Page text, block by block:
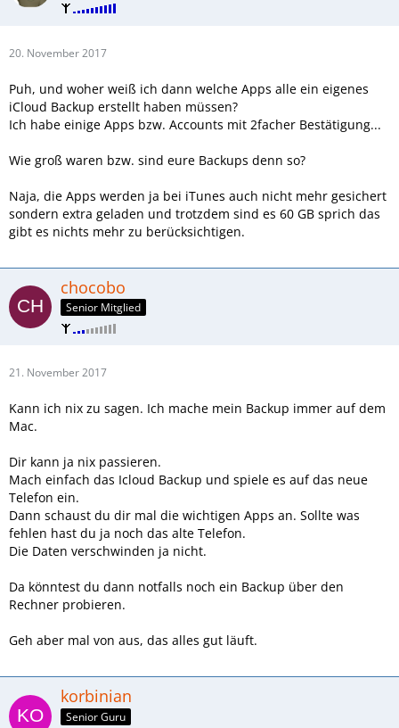
20. November 2017
Puh, und woher weiß ich dann welche Apps alle ein eigenes
iCloud Backup erstellt haben müssen?
Ich habe einige Apps bzw. Accounts mit 2facher Bestätigung...
Wie groß waren bzw. sind eure Backups denn so?
Naja, die Apps werden ja bei iTunes auch nicht mehr gesichert
sondern extra geladen und trotzdem sind es 60 GB sprich das
gibt es nichts mehr zu berücksichtigen.
chocobo
Senior Mitglied
21. November 2017
Kann ich nix zu sagen. Ich mache mein Backup immer auf dem
Mac.
Dir kann ja nix passieren.
Mach einfach das Icloud Backup und spiele es auf das neue
Telefon ein.
Dann schaust du dir mal die wichtigen Apps an. Sollte was
fehlen hast du ja noch das alte Telefon.
Die Daten verschwinden ja nicht.
Da könntest du dann notfalls noch ein Backup über den
Rechner probieren.
Geh aber mal von aus, das alles gut läuft.
korbinian
Senior Guru